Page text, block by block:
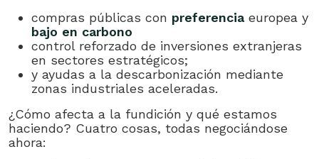
compras públicas con preferencia europea y
bajo en carbono
control reforzado de inversiones extranjeras
en sectores estratégicos;
y ayudas a la descarbonización mediante
zonas industriales aceleradas.
¿Cómo afecta a la fundición y qué estamos
haciendo? Cuatro cosas, todas negociándose
ahora: